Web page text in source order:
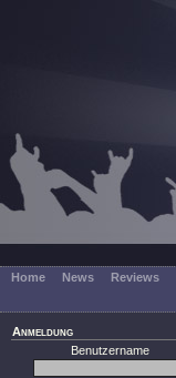
Home News Reviews
Anmeldung
Benutzername